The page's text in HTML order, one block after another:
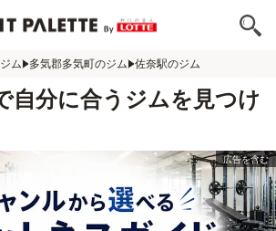
ム 多気郡多気町のジム 佐奈駅のジム
自分に合うジムを見つけ